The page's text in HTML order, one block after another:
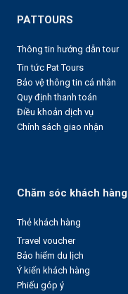
PATTOURS
Thông tin hướng dẫn tour
Tin tức Pat Tours
Bảo vệ thông tin cá nhân
Quy định thanh toán
Điều khoản dịch vụ
Chính sách giao nhận
Chăm sóc khách hàng
Thẻ khách hàng
Travel voucher
Bảo hiểm du lịch
Ý kiến khách hàng
Phiếu góp ý